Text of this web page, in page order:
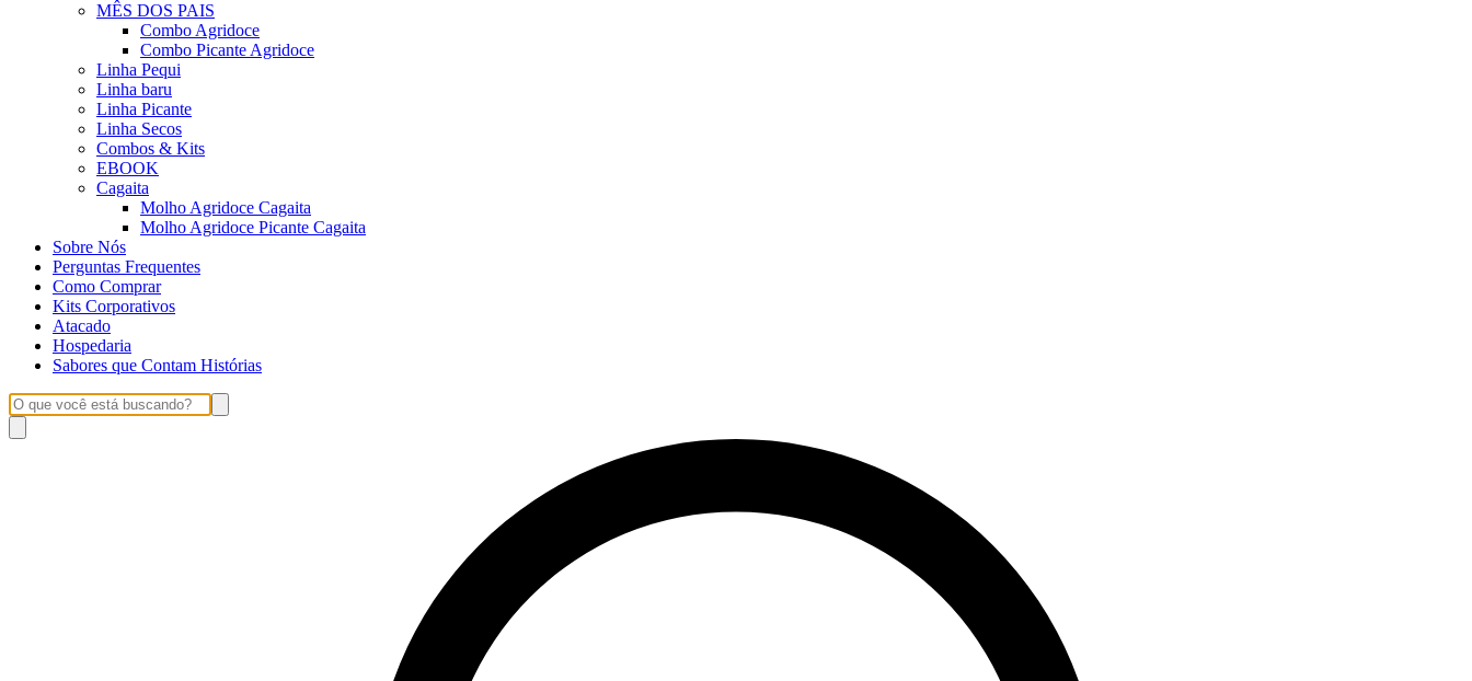
MÊS DOS PAIS
Combo Agridoce
Combo Picante Agridoce
Linha Pequi
Linha baru
Linha Picante
Linha Secos
Combos & Kits
EBOOK
Cagaita
Molho Agridoce Cagaita
Molho Agridoce Picante Cagaita
Sobre Nós
Perguntas Frequentes
Como Comprar
Kits Corporativos
Atacado
Hospedaria
Sabores que Contam Histórias